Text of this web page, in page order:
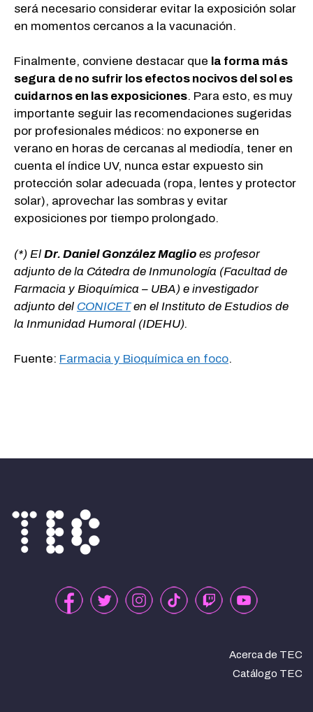
será necesario considerar evitar la exposición solar
en momentos cercanos a la vacunación.
Finalmente, conviene destacar que la forma más
segura de no sufrir los efectos nocivos del sol es
cuidarnos en las exposiciones. Para esto, es muy
importante seguir las recomendaciones sugeridas
por profesionales médicos: no exponerse en
verano en horas de cercanas al mediodía, tener en
cuenta el índice UV, nunca estar expuesto sin
protección solar adecuada (ropa, lentes y protector
solar), aprovechar las sombras y evitar
exposiciones por tiempo prolongado.
(*) El Dr. Daniel González Maglio es profesor
adjunto de la Cátedra de Inmunología (Facultad de
Farmacia y Bioquímica – UBA) e investigador
adjunto del CONICETen el Instituto de Estudios de
la Inmunidad Humoral (IDEHU).
Fuente: Farmacia y Bioquímica en foco.
Acerca de TEC
Catálogo TEC